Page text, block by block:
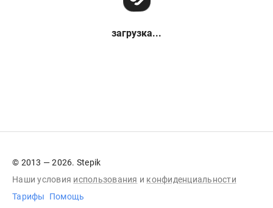
загрузка...
© 2013 — 2026. Stepik
Наши условия использования и конфиденциальности
Тарифы
Помощь